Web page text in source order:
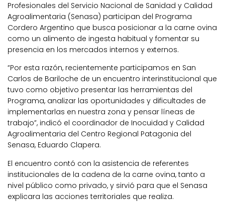
Profesionales del Servicio Nacional de Sanidad y Calidad
Agroalimentaria (Senasa) participan del Programa
Cordero Argentino que busca posicionar a la carne ovina
como un alimento de ingesta habitual y fomentar su
presencia en los mercados internos y externos.
“Por esta razón, recientemente participamos en San
Carlos de Bariloche de un encuentro interinstitucional que
tuvo como objetivo presentar las herramientas del
Programa, analizar las oportunidades y dificultades de
implementarlas en nuestra zona y pensar líneas de
trabajo”, indicó el coordinador de Inocuidad y Calidad
Agroalimentaria del Centro Regional Patagonia del
Senasa, Eduardo Clapera.
El encuentro contó con la asistencia de referentes
institucionales de la cadena de la carne ovina, tanto a
nivel público como privado, y sirvió para que el Senasa
explicara las acciones territoriales que realiza.